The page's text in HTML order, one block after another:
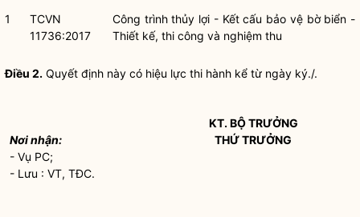
1
TCVN
11736:2017
Công trình thủy lợi - Kết cấu bảo vệ bờ biển -
Thiết kế, thi công và nghiệm thu
Điều 2. Quyết định này có hiệu lực thi hành kể từ ngày ký./.
Nơi nhận:
- Vụ PC;
- Lưu : VT, TĐC.
KT.BỘ TRƯỞNG
THỨ TRƯỞNG